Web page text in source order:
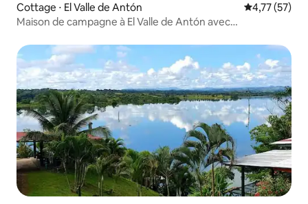
Cottage ⋅ El Valle de Antón Évaluation
4,77 (57)
Maison de campagne à El Valle de Antón avec